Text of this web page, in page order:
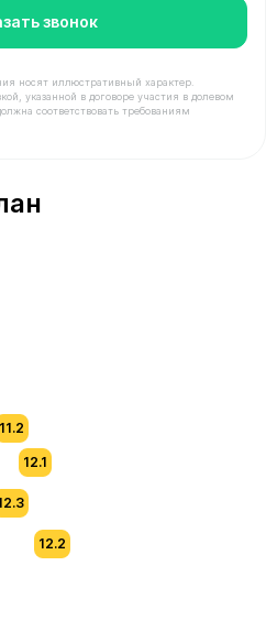
звонок
носят иллюстративный характер.
указанной в договоре участия в долевом
соответствовать требованиям
11.2
12.1
12.2